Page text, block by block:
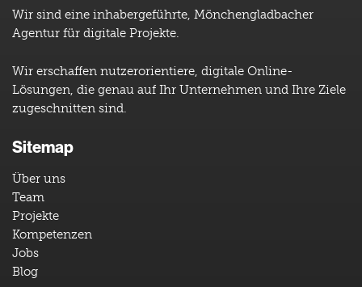
Wir sind eine inhabergeführte, Mönchengladbacher
Agentur für digitale Projekte.
Wir erschaffen nutzerorientiere, digitale Online-
Lösungen, die genau auf Ihr Unternehmen und Ihre Ziele
zugeschnitten sind.
Sitemap
Über uns
Team
Projekte
Kompetenzen
Jobs
Blog